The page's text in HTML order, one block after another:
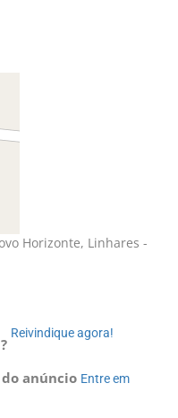
Horizonte, Linhares -
Reivindique agora!
anúncio Entre em